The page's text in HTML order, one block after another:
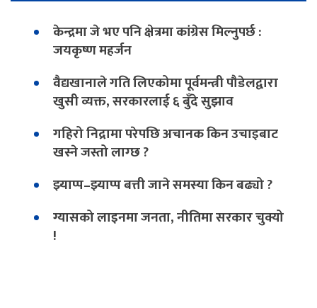
केन्द्रमा जे भए पनि क्षेत्रमा कांग्रेस मिल्नुपर्छ :
जयकृष्ण महर्जन
वैद्यखानाले गति लिएकोमा पूर्वमन्त्री पौडेलद्वारा
खुसी व्यक्त, सरकारलाई ६ बुँदे सुझाव
गहिरो निद्रामा परेपछि अचानक किन उचाइबाट
खस्ने जस्तो लाग्छ ?
झ्याप्प–झ्याप्प बत्ती जाने समस्या किन बढ्यो ?
ग्यासको लाइनमा जनता, नीतिमा सरकार चुक्यो
!